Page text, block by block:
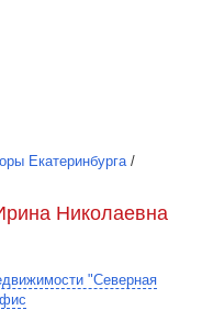
Екатеринбурга /
Николаевна
"Северная